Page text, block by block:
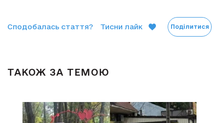
Сподобалась стаття? Тисни лайк Поділитися
ТАКОЖ ЗА ТЕМОЮ